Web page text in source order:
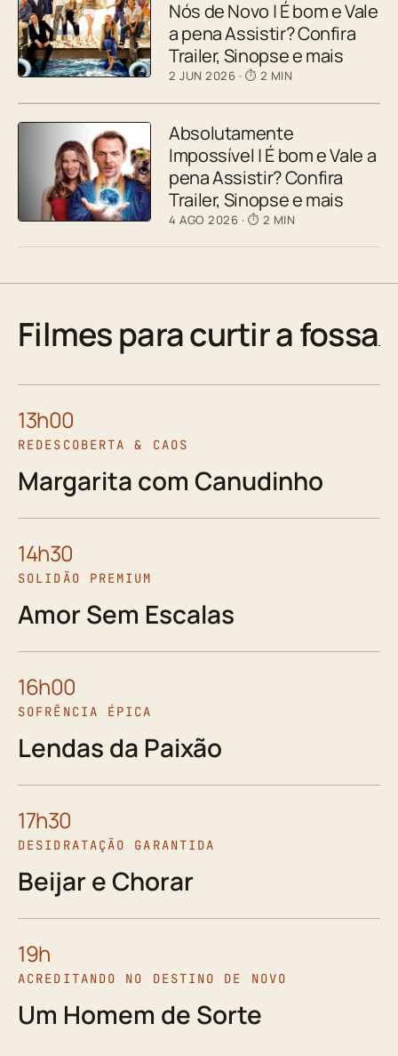
Nós de Novo | É bom e Vale
a pena Assistir? Confira
Trailer, Sinopse e mais
2 JUN 2026 · ⏱ 2 MIN
Absolutamente
Impossível | É bom e Vale a
pena Assistir? Confira
Trailer, Sinopse e mais
4 AGO 2026 · ⏱ 2 MIN
Filmes para curtir a fossa
13h00
REDESCOBERTA & CAOS
Margarita com Canudinho
14h30
SOLIDÃO PREMIUM
Amor Sem Escalas
16h00
SOFRÊNCIA ÉPICA
Lendas da Paixão
17h30
DESIDRATAÇÃO GARANTIDA
Beijar e Chorar
19h
ACREDITANDO NO DESTINO DE NOVO
Um Homem de Sorte